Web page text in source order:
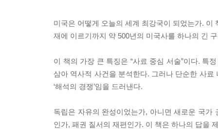
미국은 어떻게 오늘의 세계 최강국이 되었는가.
재에 이르기까지 약 500년의 미국사를 하나의 긴
이 책의 가장 큰 특징은 “사료 중심 서술”이다. 특
삼아 역사적 사건을 분석한다. 그러나 단순한 사
‘해석의 경쟁’임을 드러낸다.
독립은 자유의 완성이었는가, 아니면 새로운 국
인가, 패권 질서의 재편인가. 이 책은 하나의 답을